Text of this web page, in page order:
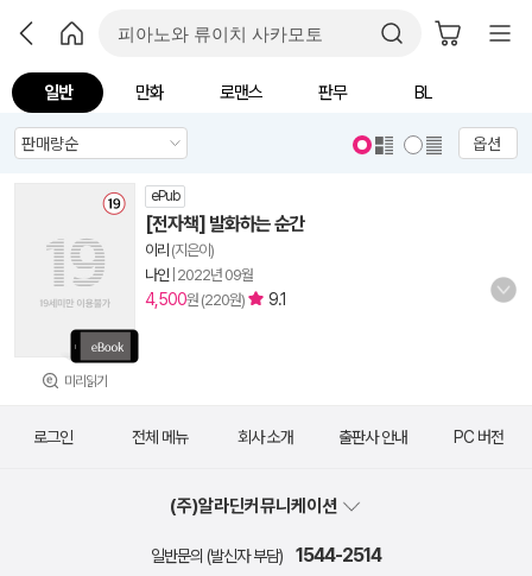
일반 만화 로맨스 판무 BL
옵션
미리읽기
ePub
[전자책] 발화하는 순간
이리 (지은이)
나인 2022년 09월
4,500원 (220원) 9.1
로그인 전체 메뉴 회사 소개 출판사 안내 PC 버전
(주)알라딘커뮤니케이션
일반문의 (발신자 부담) 1544-2514